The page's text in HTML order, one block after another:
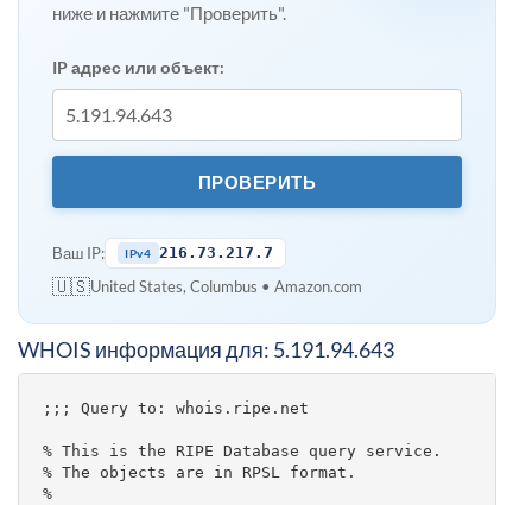
ниже и нажмите "Проверить".
IP адрес или объект:
ПРОВЕРИТЬ
Ваш IP: IPv4 216.73.217.7
🇺🇸United States, Columbus • Amazon.com
WHOIS информация для: 5.191.94.643
;;; Query to: whois.ripe.net
% This is the RIPE Database query service.
% The objects are in RPSL format.
%